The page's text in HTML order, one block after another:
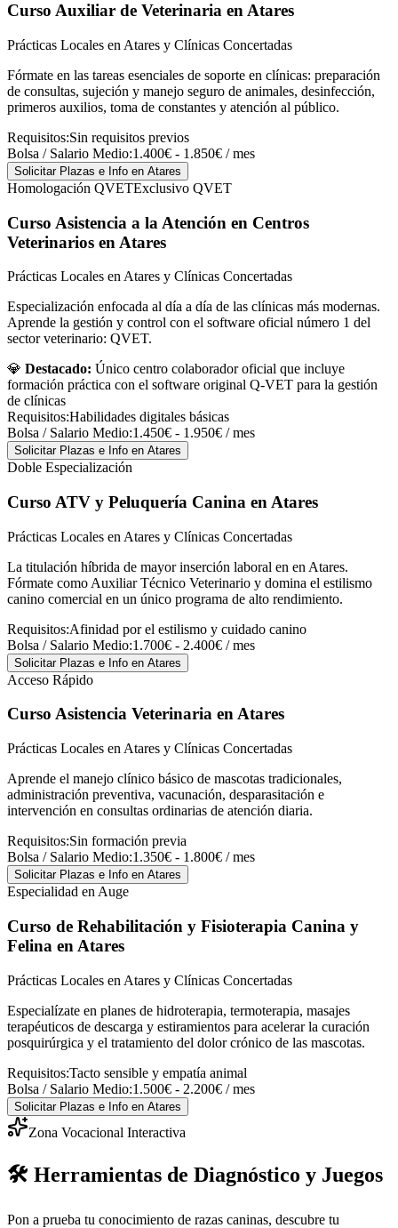
Curso Auxiliar de Veterinaria en Atares
Prácticas Locales en Atares y Clínicas Concertadas
Fórmate en las tareas esenciales de soporte en clínicas: preparación
de consultas, sujeción y manejo seguro de animales, desinfección,
primeros auxilios, toma de constantes y atención al público.
Requisitos:Sin requisitos previos
Bolsa / Salario Medio:1.400€ - 1.850€ / mes
Solicitar Plazas e Info en Atares
Homologación QVETExclusivo QVET
Curso Asistencia a la Atención en Centros
Veterinarios en Atares
Prácticas Locales en Atares y Clínicas Concertadas
Especialización enfocada al día a día de las clínicas más modernas.
Aprende la gestión y control con el software oficial número 1 del
sector veterinario: QVET.
💎 Destacado: Único centro colaborador oficial que incluye
formación práctica con el software original Q-VET para la gestión
de clínicas
Requisitos:Habilidades digitales básicas
Bolsa / Salario Medio:1.450€ - 1.950€ / mes
Solicitar Plazas e Info en Atares
Doble Especialización
Curso ATV y Peluquería Canina en Atares
Prácticas Locales en Atares y Clínicas Concertadas
La titulación híbrida de mayor inserción laboral en en Atares.
Fórmate como Auxiliar Técnico Veterinario y domina el estilismo
canino comercial en un único programa de alto rendimiento.
Requisitos:Afinidad por el estilismo y cuidado canino
Bolsa / Salario Medio:1.700€ - 2.400€ / mes
Solicitar Plazas e Info en Atares
Acceso Rápido
Curso Asistencia Veterinaria en Atares
Prácticas Locales en Atares y Clínicas Concertadas
Aprende el manejo clínico básico de mascotas tradicionales,
administración preventiva, vacunación, desparasitación e
intervención en consultas ordinarias de atención diaria.
Requisitos:Sin formación previa
Bolsa / Salario Medio:1.350€ - 1.800€ / mes
Solicitar Plazas e Info en Atares
Especialidad en Auge
Curso de Rehabilitación y Fisioterapia Canina y
Felina en Atares
Prácticas Locales en Atares y Clínicas Concertadas
Especialízate en planes de hidroterapia, termoterapia, masajes
terapéuticos de descarga y estiramientos para acelerar la curación
posquirúrgica y el tratamiento del dolor crónico de las mascotas.
Requisitos:Tacto sensible y empatía animal
Bolsa / Salario Medio:1.500€ - 2.200€ / mes
Solicitar Plazas e Info en Atares
Zona Vocacional Interactiva
🛠️ Herramientas de Diagnóstico y Juegos
Pon a prueba tu conocimiento de razas caninas, descubre tu